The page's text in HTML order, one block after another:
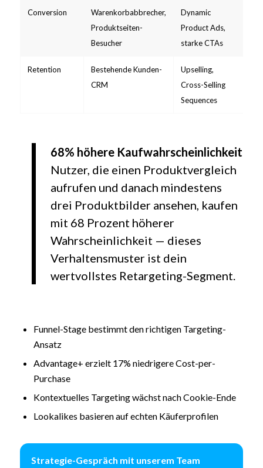
Conversion
Warenkorbabbrecher,
Produktseiten-
Besucher
Dynamic
Product Ads,
starke CTAs
Retention
Bestehende Kunden-
CRM
Upselling,
Cross-Selling
Sequences
68% höhere Kaufwahrscheinlichkeit
Nutzer, die einen Produktvergleich
aufrufen und danach mindestens
drei Produktbilder ansehen, kaufen
mit 68 Prozent höherer
Wahrscheinlichkeit — dieses
Verhaltensmuster ist dein
wertvollstes Retargeting-Segment.
Funnel-Stage bestimmt den richtigen Targeting-
Ansatz
Advantage+ erzielt 17% niedrigere Cost-per-
Purchase
Kontextuelles Targeting wächst nach Cookie-Ende
Lookalikes basieren auf echten Käuferprofilen
Strategie-Gespräch mit unserem Team